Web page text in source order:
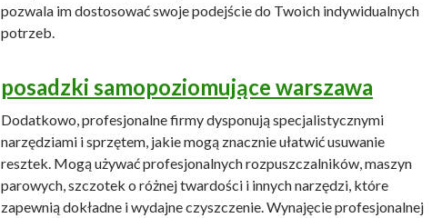
pozwala im dostosować swoje podejście do Twoich indywidualnych
potrzeb.
posadzki samopoziomujące warszawa
Dodatkowo, profesjonalne firmy dysponują specjalistycznymi
narzędziami i sprzętem, jakie mogą znacznie ułatwić usuwanie
resztek. Mogą używać profesjonalnych rozpuszczalników, maszyn
parowych, szczotek o różnej twardości i innych narzędzi, które
zapewnią dokładne i wydajne czyszczenie. Wynajęcie profesjonalnej